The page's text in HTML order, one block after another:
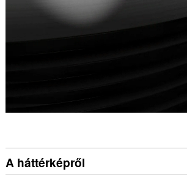
A háttérképről